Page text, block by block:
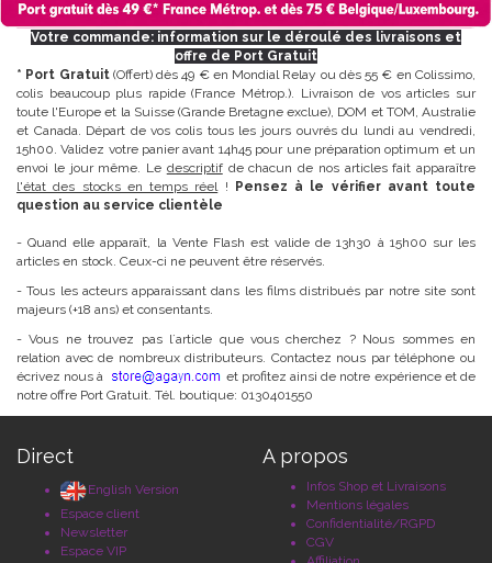
Votre commande: information sur le déroulé des livraisons et
offre de Port Gratuit
* Port Gratuit(Offert) dès 49 € en Mondial Relay ou dès 55 € en Colissimo,
colis beaucoup plus rapide (France Métrop.). Livraison de vos articles sur
toute l'Europe et la Suisse (Grande Bretagne exclue), DOM et TOM, Australie
et Canada. Départ de vos colis tous les jours ouvrés du lundi au vendredi,
15h00. Validez votre panier avant 14h45 pour une préparation optimum et un
envoi le jour même. Le descriptifde chacun de nos articles fait apparaître
l'état des stocks en temps réel ! Pensez à le vérifier avant toute
question au service clientèle
- Quand elle apparaît, la Vente Flash est valide de 13h30 à 15h00 sur les
articles en stock. Ceux-ci ne peuvent être réservés.
- Tous les acteurs apparaissant dans les films distribués par notre site sont
majeurs (+18 ans) et consentants.
- Vous ne trouvez pas l´article que vous cherchez ? Nous sommes en
relation avec de nombreux distributeurs. Contactez nous par téléphone ou
écrivez nous à
et profitez ainsi de notre expérience et de
notre offre Port Gratuit. Tél. boutique: 0130401550
Direct
English Version
Espace client
Newsletter
Espace VIP
A propos
Infos Shop et Livraisons
Mentions légales
Confidentialité/RGPD
CGV